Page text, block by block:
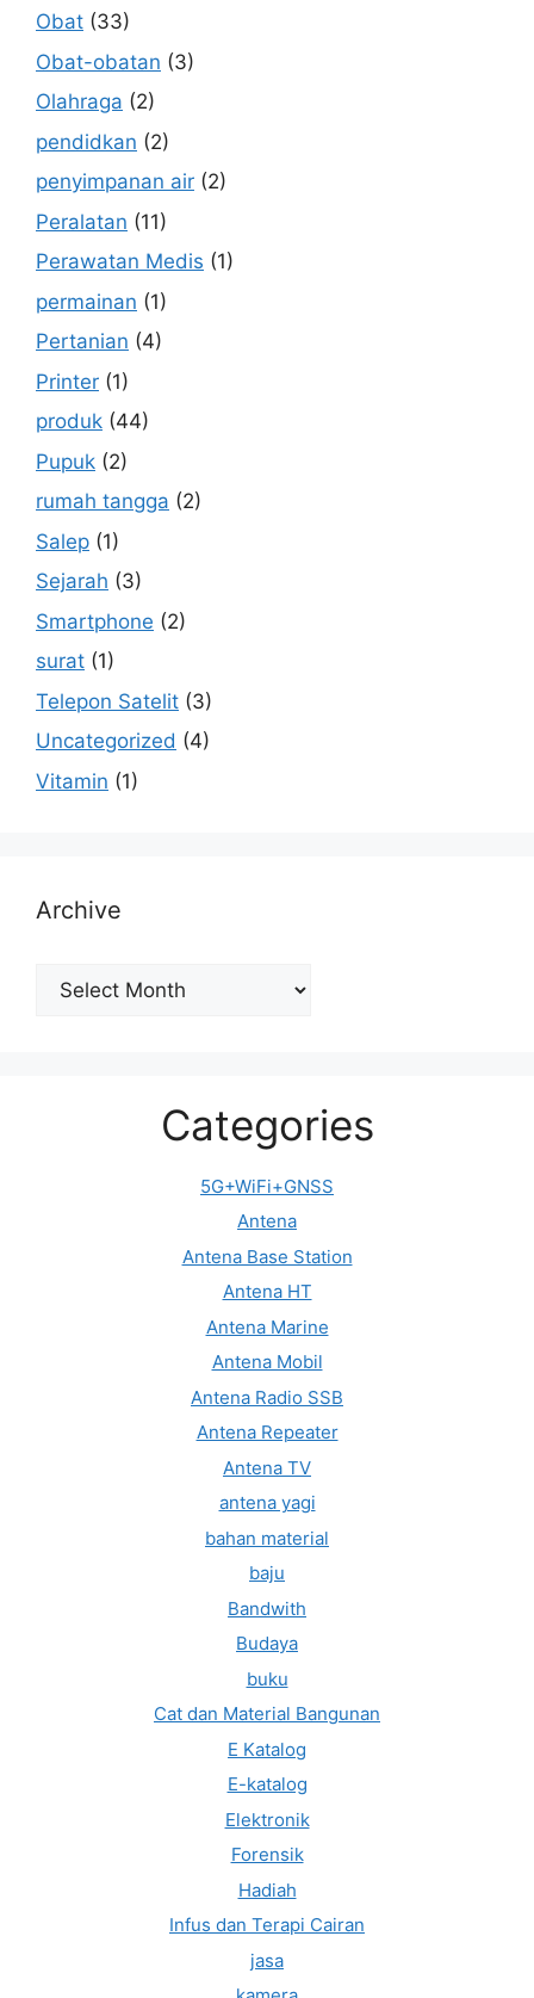
Obat (33)
Obat-obatan (3)
Olahraga (2)
pendidkan (2)
penyimpanan air (2)
Peralatan (11)
Perawatan Medis (1)
permainan (1)
Pertanian (4)
Printer (1)
produk (44)
Pupuk (2)
rumah tangga (2)
Salep (1)
Sejarah (3)
Smartphone (2)
surat (1)
Telepon Satelit (3)
Uncategorized (4)
Vitamin (1)
Archive
Archive
Categories
5G+WiFi+GNSS
Antena
Antena Base Station
Antena HT
Antena Marine
Antena Mobil
Antena Radio SSB
Antena Repeater
Antena TV
antena yagi
bahan material
baju
Bandwith
Budaya
buku
Cat dan Material Bangunan
E Katalog
E-katalog
Elektronik
Forensik
Hadiah
Infus dan Terapi Cairan
jasa